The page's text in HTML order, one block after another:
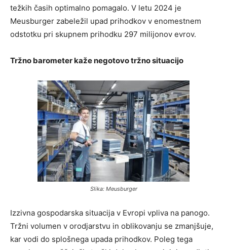
težkih časih optimalno pomagalo. V letu 2024 je
Meusburger zabeležil upad prihodkov v enomestnem
odstotku pri skupnem prihodku 297 milijonov evrov.
Tržno barometer kaže negotovo tržno situacijo
Slika: Meusburger
Izzivna gospodarska situacija v Evropi vpliva na panogo.
Tržni volumen v orodjarstvu in oblikovanju se zmanjšuje,
kar vodi do splošnega upada prihodkov. Poleg tega